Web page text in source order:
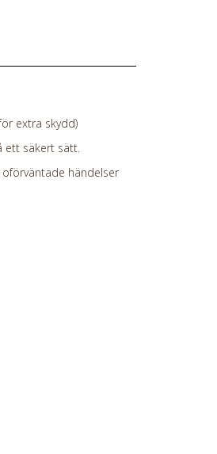
extra skydd)
ett säkert sätt.
händelser